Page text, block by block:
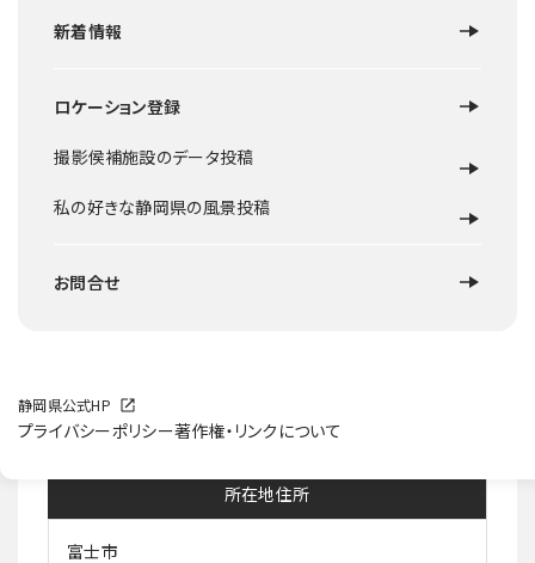
新着情報
ロケーション登録
撮影侯補施設のデータ投稿
私の好きな静岡県の風景投稿
お問合せ
静岡県公式HP
プライバシーポリシー著作権・リンクについて
るやかな草原が広がり、宿泊できるパオ集落やオートキャン
所在地住所
富士市